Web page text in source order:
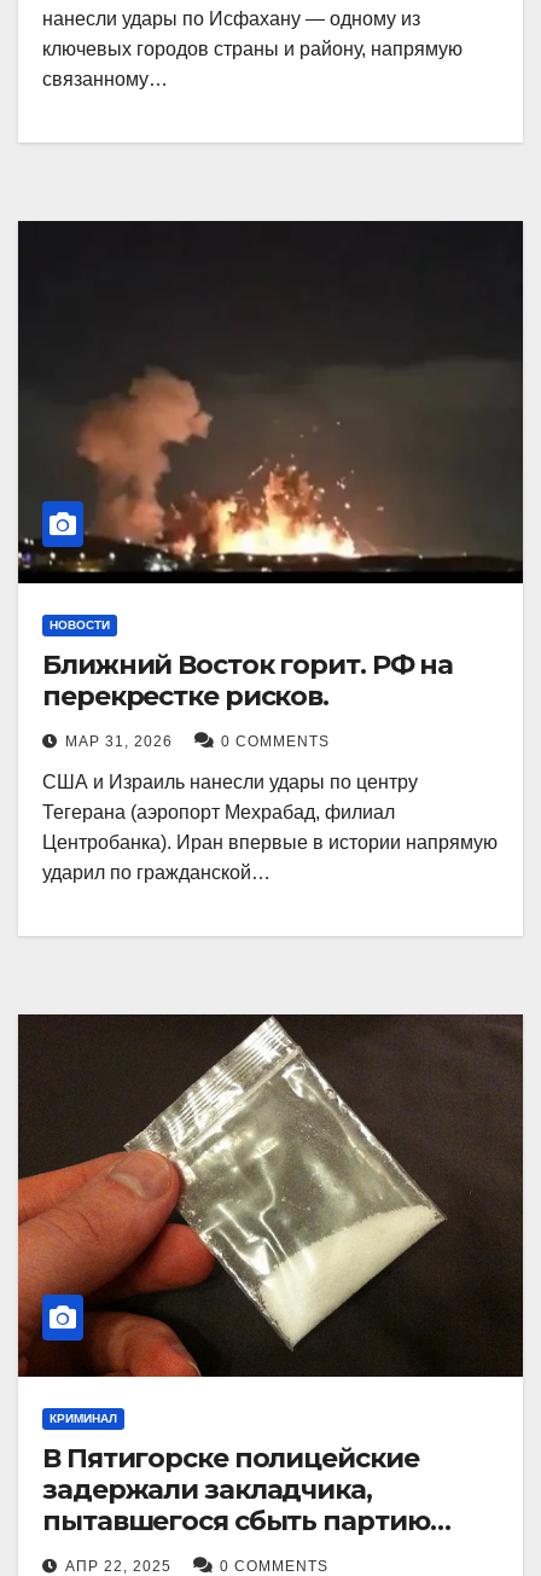
нанесли удары по Исфахану — одному из
ключевых городов страны и району, напрямую
связанному…
НОВОСТИ
Ближний Восток горит. РФ на
перекрестке рисков.
МАР 31, 2026 0 COMMENTS
США и Израиль нанесли удары по центру
Тегерана (аэропорт Мехрабад, филиал
Центробанка). Иран впервые в истории напрямую
ударил по гражданской…
КРИМИНАЛ
В Пятигорске полицейские
задержали закладчика,
пытавшегося сбыть партию
синтетического наркотика
АПР 22, 2025 0 COMMENTS